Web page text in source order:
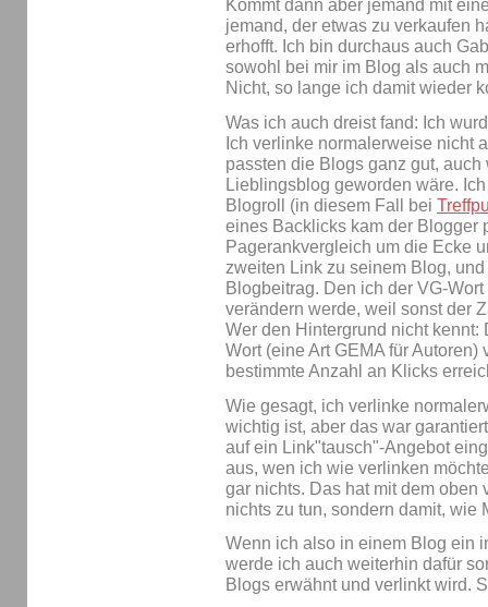
Kommt dann aber jemand mit
jemand, der etwas zu verkaufen
erhofft. Ich bin durchaus auch
sowohl bei mir im Blog als auch
Nicht, so lange ich damit wieder
Was ich auch dreist fand: Ich
Ich verlinke normalerweise nicht
passten die Blogs ganz gut,
Lieblingsblog geworden wäre.
Blogroll (in diesem Fall bei
eines Backlicks kam der Blogger
Pagerankvergleich um die Ecke
zweiten Link zu seinem Blog,
Blogbeitrag. Den ich der VG-
verändern werde, weil sonst der
Wer den Hintergrund nicht
Wort (eine Art GEMA für
bestimmte Anzahl an Klicks
Wie gesagt, ich verlinke
wichtig ist, aber das war
auf ein Link"tausch"-Angebot
aus, wen ich wie verlinken
gar nichts. Das hat mit dem
nichts zu tun, sondern damit, wie
Wenn ich also in einem Blog ein
werde ich auch weiterhin dafür
Blogs erwähnt und verlinkt wird.